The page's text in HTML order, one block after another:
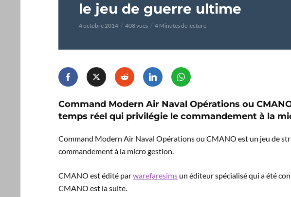
le jeu de guerre ultime
4 octobre 2014 408 vues 4 Minutes de lecture
Command Modern Air Naval Opérations ou
temps réel qui privilégie le commandement à la
Command Modern Air Naval Opérations ou CMANO est un jeu de
commandement à la micro gestion.
CMANO est édité parwarefaresims un éditeur spécialisé qui a été
CMANO est la suite.